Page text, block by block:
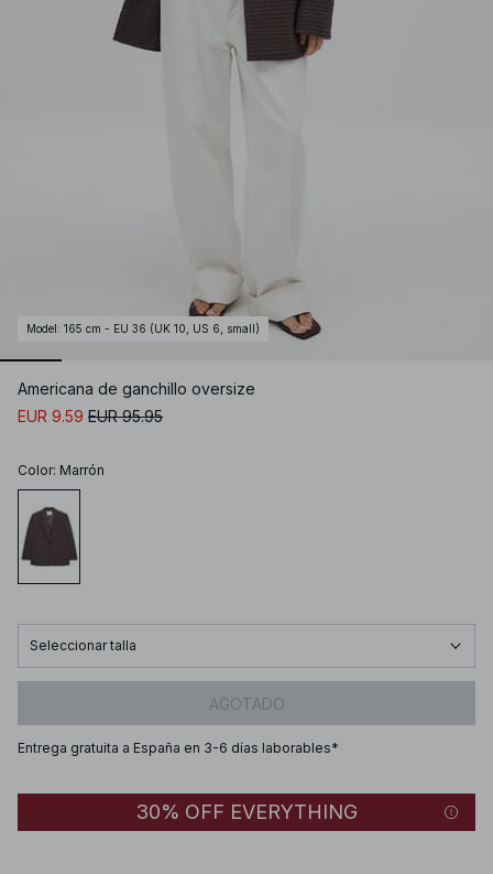
Model : 165 cm - EU 36 (UK 10, US 6, small)
Americana de ganchillo oversize
EUR 9.59 EUR 95.95
Color: Marrón
Seleccionar talla
AGOTADO
Entrega gratuita a España en 3-6 días laborables*
30% OFF EVERYTHING